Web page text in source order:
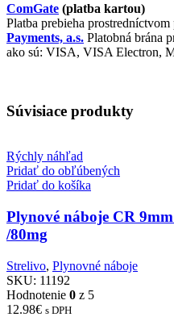
ComGate (platba kartou)
Platba prebieha
Payments, a.s. Platobná brána
ako sú: VISA, VISA Electron,
Súvisiace produkty
Rýchly náhľad
Pridať do obľúbených
Pridať do košíka
Plynové náboje CR
/80mg
Strelivo, Plynovné náboje
SKU: 11192
Hodnotenie 0 z 5
12.98€ s DPH